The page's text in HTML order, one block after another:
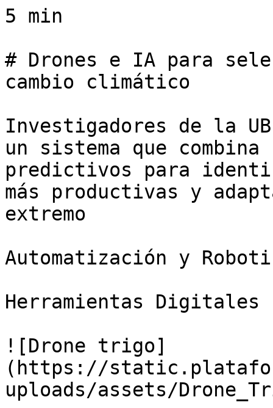
5 min
# Drones e IA para
cambio climático
Investigadores de la
un sistema que
predictivos para
más productivas y
extremo
Automatización y
Herramientas Digitales
![Drone trigo]
(https://
uploads/assets/